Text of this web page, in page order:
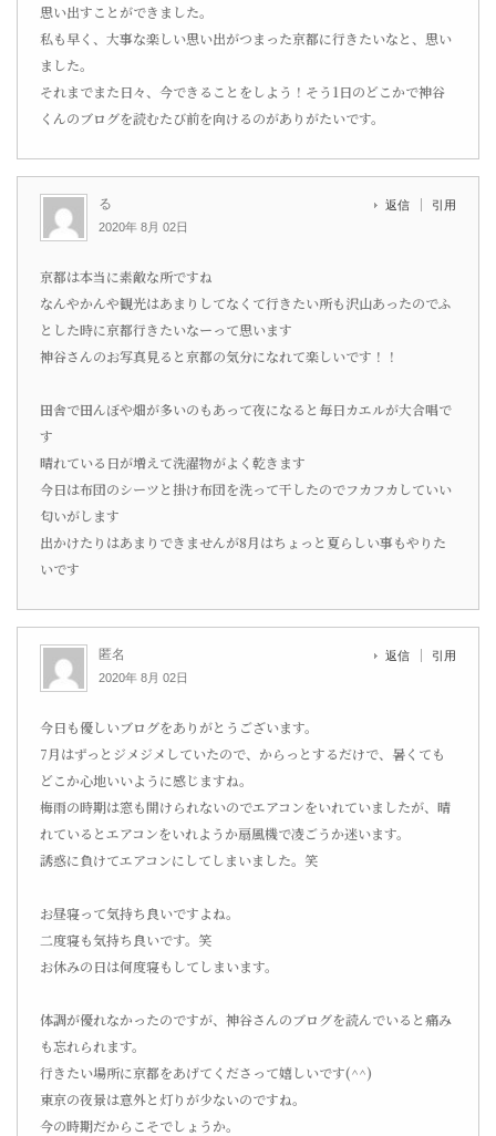
思い出すことができました。
私も早く、大事な楽しい思い出がつまった京都に行きたいなと、思い
ました。
それまでまた日々、今できることをしよう！そう1日のどこかで神谷
くんのブログを読むたび前を向けるのがありがたいです。
る
2020年 8月 02日
返信 引用
京都は本当に素敵な所ですね
なんやかんや観光はあまりしてなくて行きたい所も沢山あったのでふ
とした時に京都行きたいなーって思います
神谷さんのお写真見ると京都の気分になれて楽しいです！！
田舎で田んぼや畑が多いのもあって夜になると毎日カエルが大合唱で
す
晴れている日が増えて洗濯物がよく乾きます
今日は布団のシーツと掛け布団を洗って干したのでフカフカしていい
匂いがします
出かけたりはあまりできませんが8月はちょっと夏らしい事もやりた
いです
匿名
2020年 8月 02日
返信 引用
今日も優しいブログをありがとうございます。
7月はずっとジメジメしていたので、からっとするだけで、暑くても
どこか心地いいように感じますね。
梅雨の時期は窓も開けられないのでエアコンをいれていましたが、晴
れているとエアコンをいれようか扇風機で凌ごうか迷います。
誘惑に負けてエアコンにしてしまいました。笑
お昼寝って気持ち良いですよね。
二度寝も気持ち良いです。笑
お休みの日は何度寝もしてしまいます。
体調が優れなかったのですが、神谷さんのブログを読んでいると痛み
も忘れられます。
行きたい場所に京都をあげてくださって嬉しいです(^^)
東京の夜景は意外と灯りが少ないのですね。
今の時期だからこそでしょうか。